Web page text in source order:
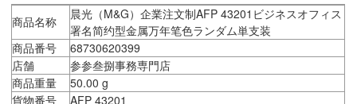
商品名称
晨光（M&G）企業注文制AFP 43201ビジネスオフィス
署名简约型金属万年笔色ランダム単支装
商品番号
68730620399
店舗
参参叁捌事務専門店
商品重量
50.00 g
貨物番号
AFP 43201